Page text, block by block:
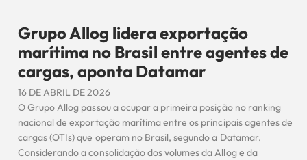
Grupo Allog lidera exportação
marítima no Brasil entre agentes de
cargas, aponta Datamar
16 DE ABRIL DE 2026
O Grupo Allog passou a ocupar a primeira posição no ranking
nacional de exportação marítima entre os principais agentes de
cargas (OTIs) que operam no Brasil, segundo a Datamar.
Considerando a consolidação dos volumes da Allog e da